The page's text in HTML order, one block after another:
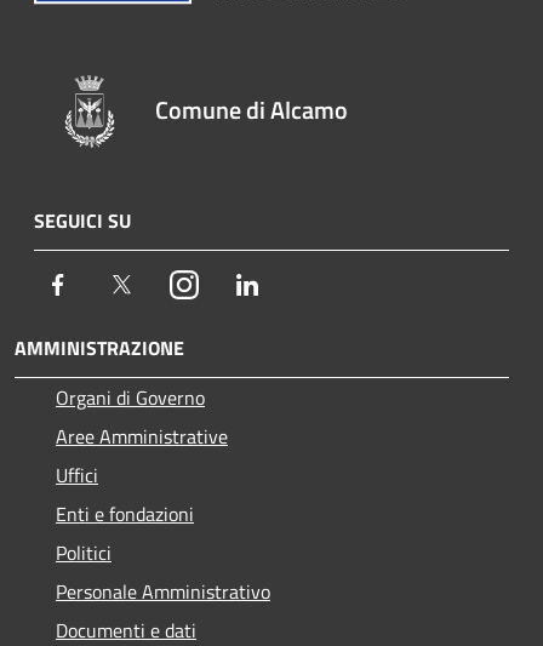
Comune di Alcamo
SEGUICI SU
Facebook TwitterInstagram
AMMINISTRAZIONE
Organi di Governo
Aree Amministrative
Uffici
Enti e fondazioni
Politici
Personale Amministrativo
Documenti e dati